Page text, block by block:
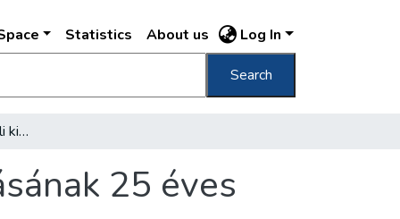
Statistics About us Log In
Search
I. Ferencz József apostoli királyunk koronázásának 25 éves jubileuma
25 éves